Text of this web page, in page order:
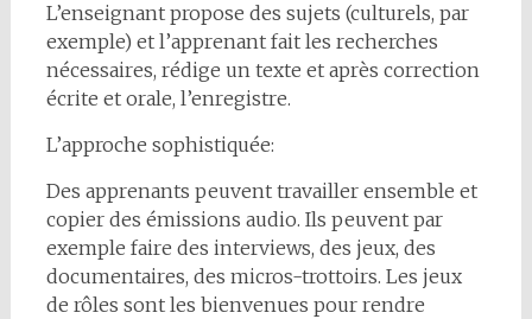
L’enseignant propose des sujets (culturels, par
exemple) et l’apprenant fait les recherches
nécessaires, rédige un texte et après correction
écrite et orale, l’enregistre.
L’approche sophistiquée:
Des apprenants peuvent travailler ensemble et
copier des émissions audio. Ils peuvent par
exemple faire des interviews, des jeux, des
documentaires, des micros-trottoirs. Les jeux
de rôles sont les bienvenues pour rendre